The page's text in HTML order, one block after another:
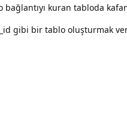
kuran tabloda
gibi bir tablo oluşturmak